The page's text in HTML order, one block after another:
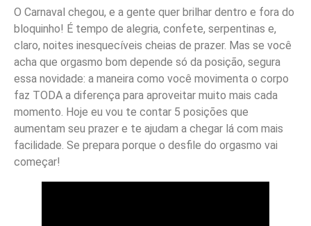
O Carnaval chegou, e a gente quer brilhar dentro e fora do
bloquinho! É tempo de alegria, confete, serpentinas e,
claro, noites inesquecíveis cheias de prazer. Mas se você
acha que orgasmo bom depende só da posição, segura
essa novidade: a maneira como você movimenta o corpo
faz TODA a diferença para aproveitar muito mais cada
momento. Hoje eu vou te contar 5 posições que
aumentam seu prazer e te ajudam a chegar lá com mais
facilidade. Se prepara porque o desfile do orgasmo vai
começar!